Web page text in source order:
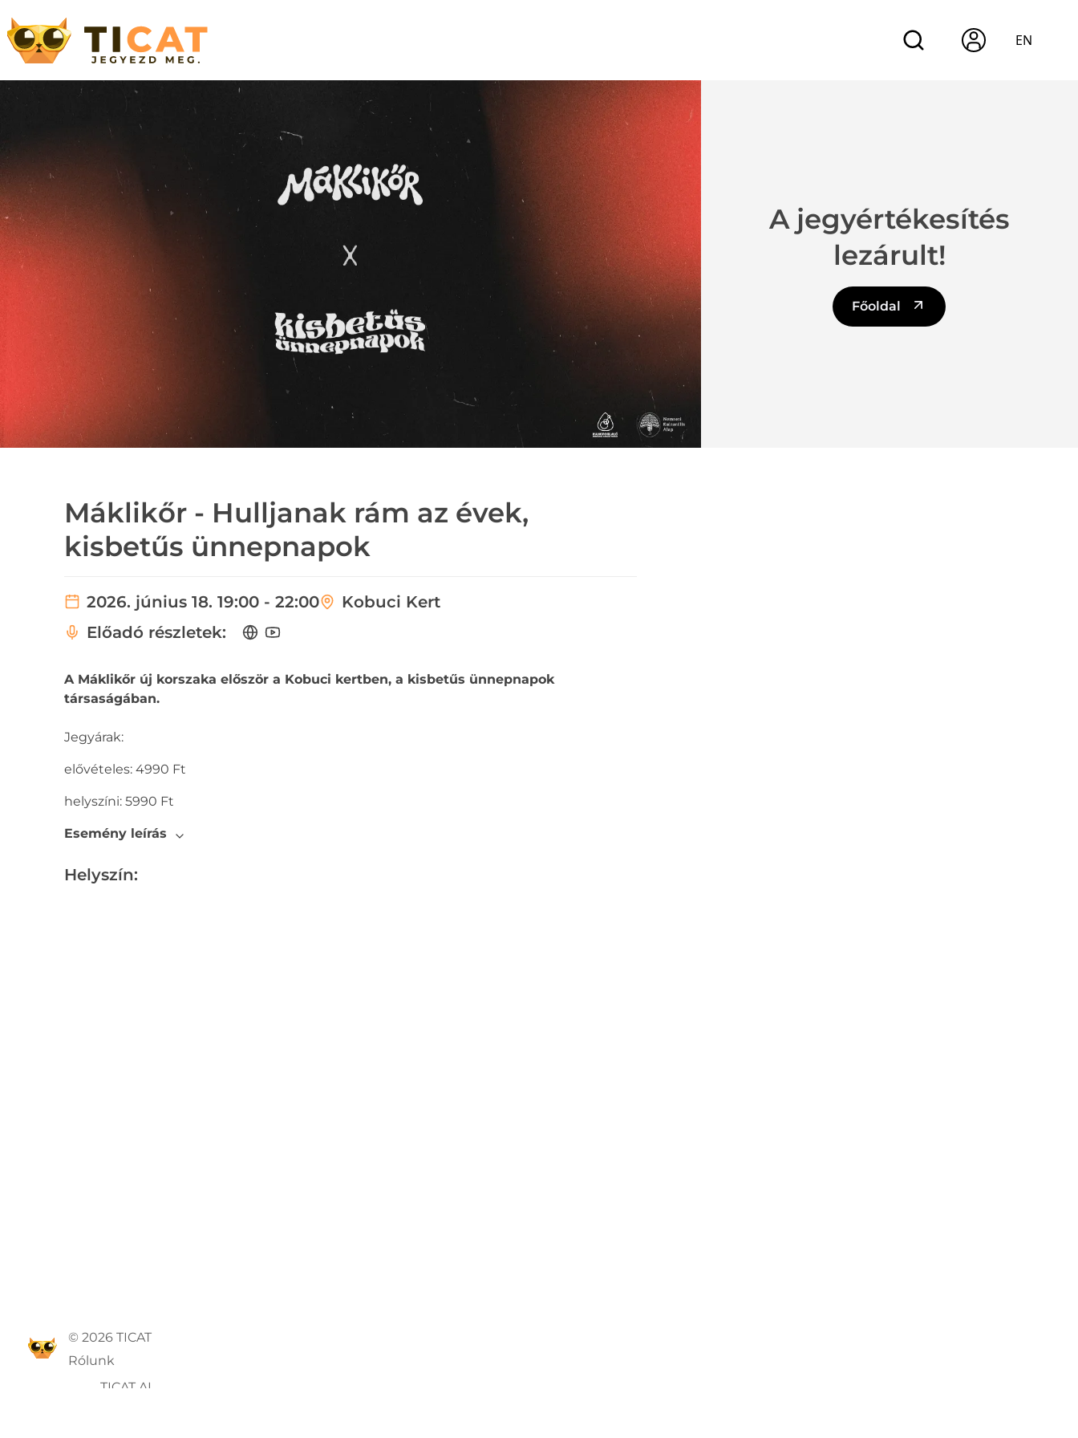
EN
Máklikőr - Hulljanak rám az évek,
kisbetűs ünnepnapok
2026. június 18. 19:00 - 22:00
Kobuci Kert
Előadó részletek:
A jegyértékesítés
lezárult!
Főoldal
A Máklikőr új korszaka először a Kobuci kertben, a kisbetűs ünnepnapok
társaságában.
Jegyárak:
elővételes: 4990 Ft
helyszíni: 5990 Ft
Esemény leírás
Helyszín:
© 2026 TICAT
Rólunk
TICAT AI